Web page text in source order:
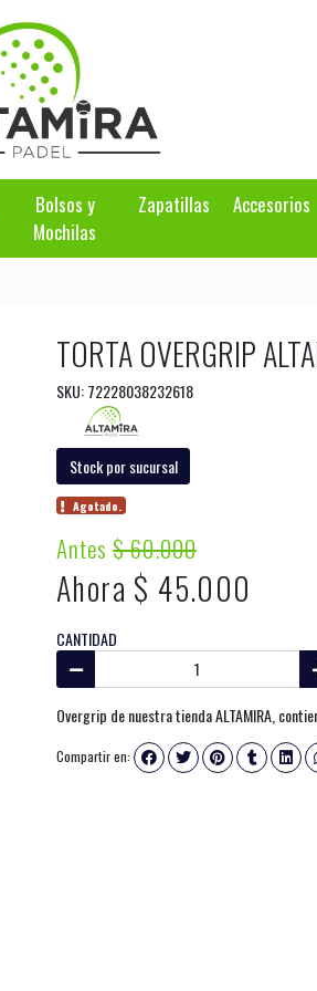
Bolsos y
Mochilas
Zapatillas Accesorios
TORTA OVERGRIP
SKU: 72228038232618
Stock por sucursal
Agotado.
Antes$ 60.000
Ahora $ 45.000
CANTIDAD
Overgrip de nuestra tienda ALTAMIRA,
Compartir en: